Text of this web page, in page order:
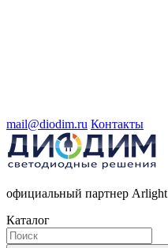
mail@diodim.ru Контакты
официальный партнер Arlight
Каталог